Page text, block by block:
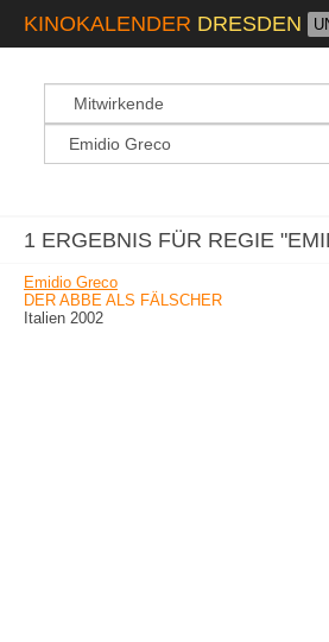
KINOKALENDER DRESDEN
1 ERGEBNIS FÜR REGIE
Emidio Greco
DER ABBE ALS FÄLSCHER
Italien 2002